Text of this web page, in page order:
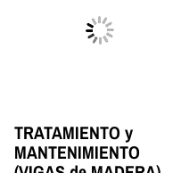
TRATAMIENTO y
MANTENIMIENTO